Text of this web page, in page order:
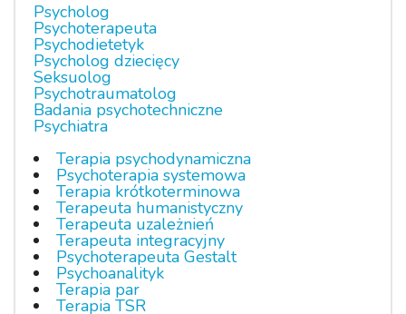
Psycholog
Psychoterapeuta
Psychodietetyk
Psycholog dziecięcy
Seksuolog
Psychotraumatolog
Badania psychotechniczne
Psychiatra
Terapia psychodynamiczna
Psychoterapia systemowa
Terapia krótkoterminowa
Terapeuta humanistyczny
Terapeuta uzależnień
Terapeuta integracyjny
Psychoterapeuta Gestalt
Psychoanalityk
Terapia par
Terapia TSR